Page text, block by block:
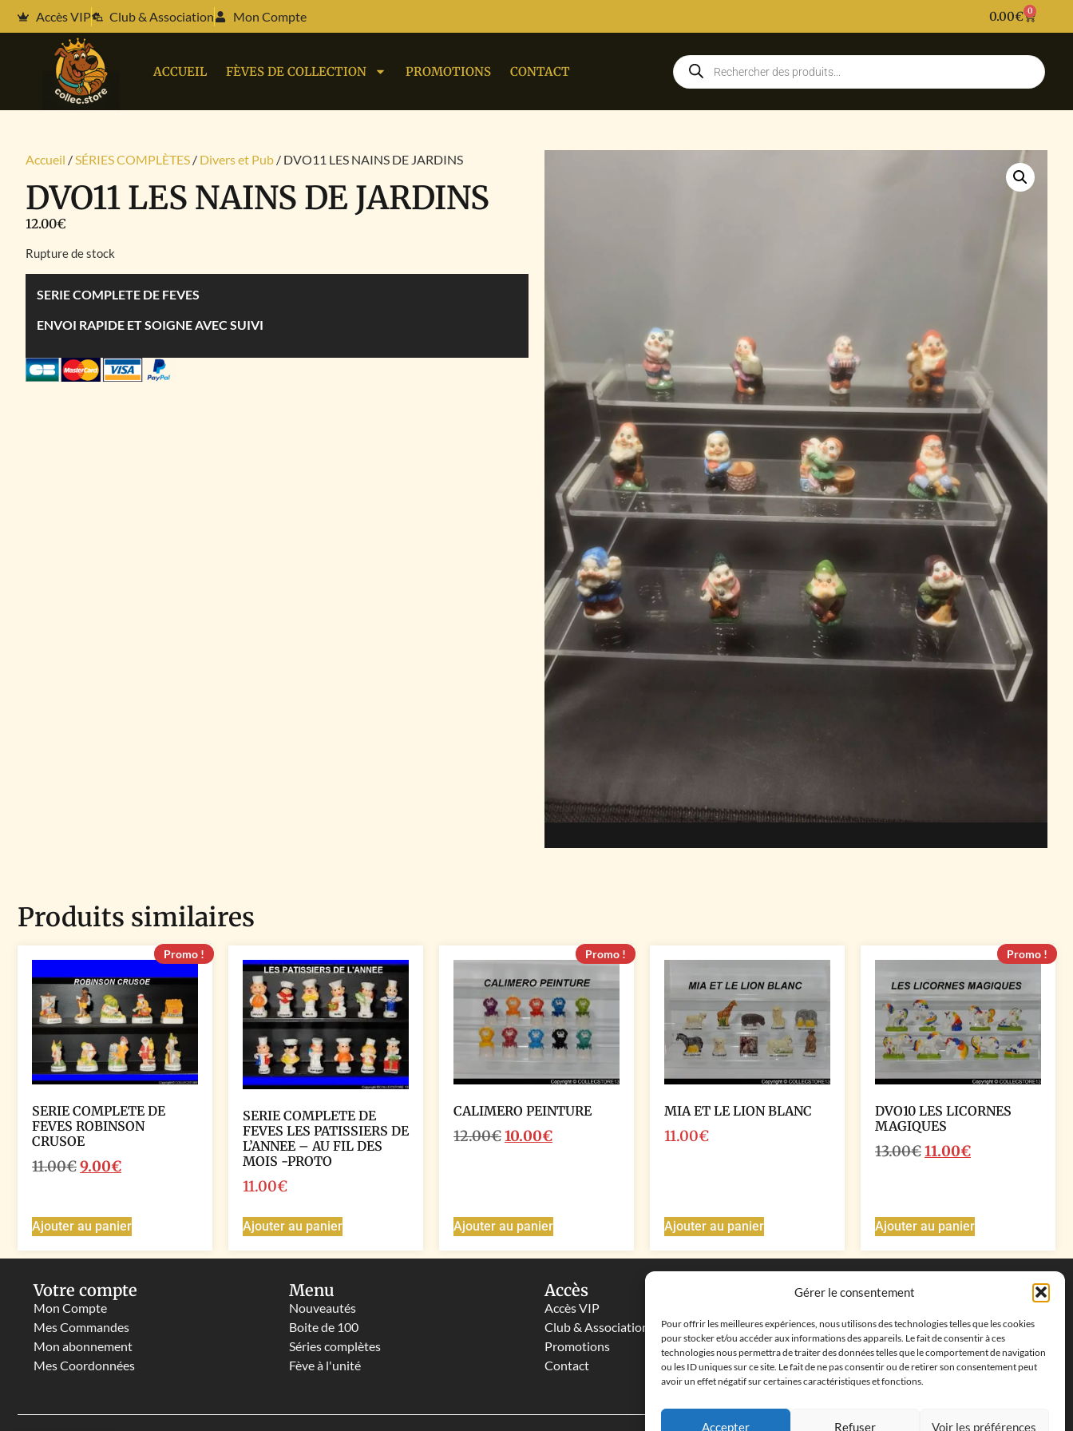
Gérer le consentement
Pour offrir les meilleures expériences, nous utilisons des technologies telles que les cookies
pour stocker et/ou accéder aux informations des appareils. Le fait de consentir à ces
technologies nous permettra de traiter des données telles que le comportement de navigation
ou les ID uniques sur ce site. Le fait de ne pas consentir ou de retirer son consentement peut
avoir un effet négatif sur certaines caractéristiques et fonctions.
Accepter Refuser Voir les préférences
Accès VIP Club & Association Mon Compte 0.00€ 0
ACCUEIL FÈVES DE COLLECTION PROMOTIONS CONTACT
Accueil /SÉRIES COMPLÈTES / Divers et Pub / DVO11 LES NAINS DE JARDINS
DVO11 LES NAINS DE JARDINS
12.00€
Rupture de stock
SERIE COMPLETE DE FEVES
ENVOI RAPIDE ET SOIGNE AVEC SUIVI
Produits similaires
Promo !
SERIE COMPLETE DE
FEVES ROBINSON
CRUSOE
11.00€9.00€
Ajouter au panier
SERIE COMPLETE DE
FEVES LES PATISSIERS DE
L’ANNEE – AU FIL DES
MOIS -PROTO
11.00€
Ajouter au panier
Promo !
CALIMERO PEINTURE
12.00€10.00€
Ajouter au panier
MIA ET LE LION BLANC
11.00€
Ajouter au panier
Promo !
DVO10 LES LICORNES
MAGIQUES
13.00€11.00€
Ajouter au panier
Votre compte
Mon Compte
Mes Commandes
Mon abonnement
Mes Coordonnées
Menu
Nouveautés
Boite de 100
Séries complètes
Fève à l'unité
Accès
Accès VIP
Club & Associations
Promotions
Contact
Coordonnées
cléments, 13500 Martigues, France
Téléphone : ‭+33652313256‬
Email :feves.collecstore@gmail.com